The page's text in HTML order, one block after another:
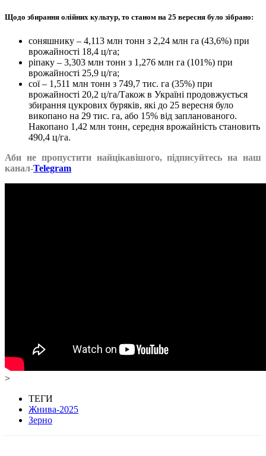
Щодо збирання олійних культур, то станом на 25 вересня було зібрано:
соняшнику – 4,113 млн тонн з 2,24 млн га (43,6%) при
врожайності 18,4 ц/га;
ріпаку – 3,303 млн тонн з 1,276 млн га (101%) при
врожайності 25,9 ц/га;
сої – 1,511 млн тонн з 749,7 тис. га (35%) при
врожайності 20,2 ц/га/Також в Україні продовжується
збирання цукрових буряків, які до 25 вересня було
викопано на 29 тис. га, або 15% від запланованого.
Накопано 1,42 млн тонн, середня врожайність становить
490,4 ц/га.
Аби не пропустити найцікавішого, підписуйтесь на наш
канал-Telegram
>
ТЕГИ
Жнива-2025
Зерно